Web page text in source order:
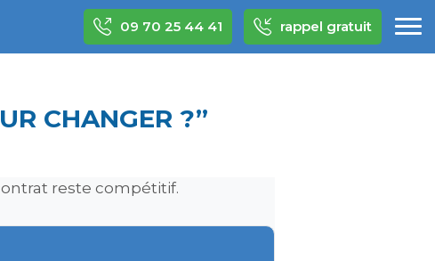
09 70 25 44 41 rappel gratuit
CHANGER ?”
reste compétitif.